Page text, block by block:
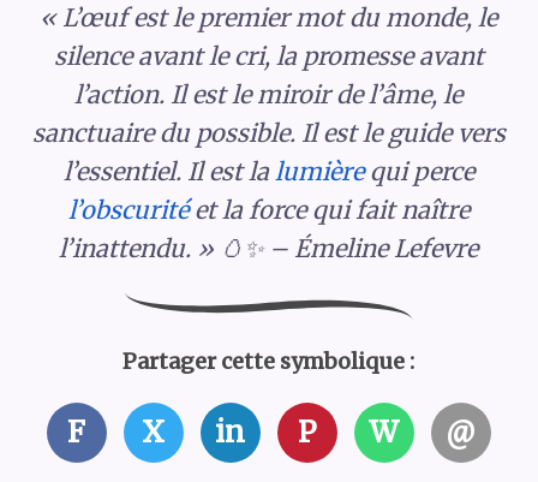
« L’œuf est le premier mot du monde, le
silence avant le cri, la promesse avant
l’action. Il est le miroir de l’âme, le
sanctuaire du possible. Il est le guide vers
l’essentiel. Il est la lumièrequi perce
l’obscuritéet la force qui fait naître
l’inattendu. » 🥚✨ – Émeline Lefevre
Partager cette symbolique :
F X in P W @